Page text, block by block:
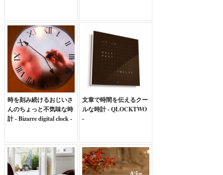
時を刻み続けるおじいさ
んのちょっと不気味な時
計 - Bizarre digital clock -
文章で時間を伝えるクー
ルな時計 - QLOCKTWO
-